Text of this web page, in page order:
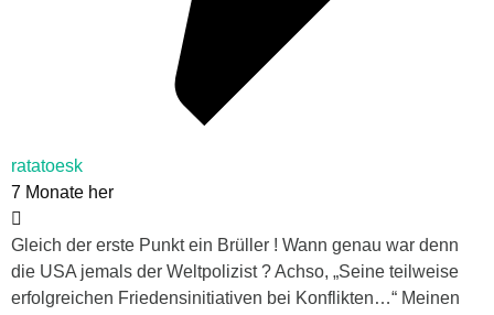
ratatoesk
7 Monate her
Gleich der erste Punkt ein Brüller ! Wann genau war denn
die USA jemals der Weltpolizist ? Achso, „Seine teilweise
erfolgreichen Friedensinitiativen bei Konflikten…“ Meinen